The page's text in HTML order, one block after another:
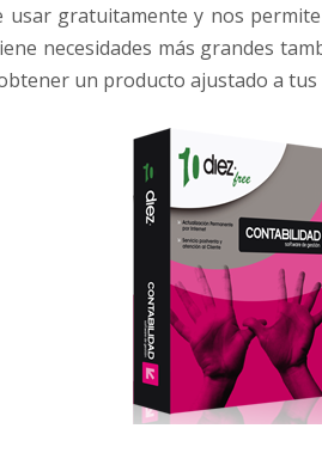
usar gratuitamente y nos
necesidades más grandes
un producto ajustado a